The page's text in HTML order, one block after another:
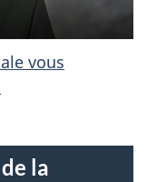
vous
la